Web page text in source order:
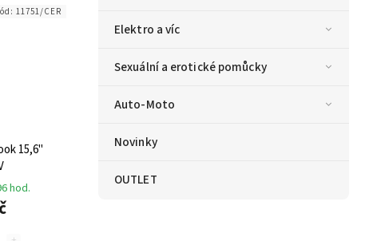
Elektro a víc
Sexuální a erotické pomůcky
Auto-Moto
Novinky
OUTLET
15,6"
hod.
11751/CER